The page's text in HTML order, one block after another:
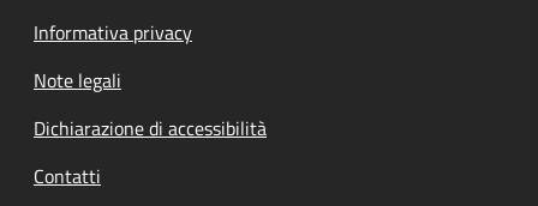
Informativa privacy
Note legali
Dichiarazione di accessibilità
Contatti